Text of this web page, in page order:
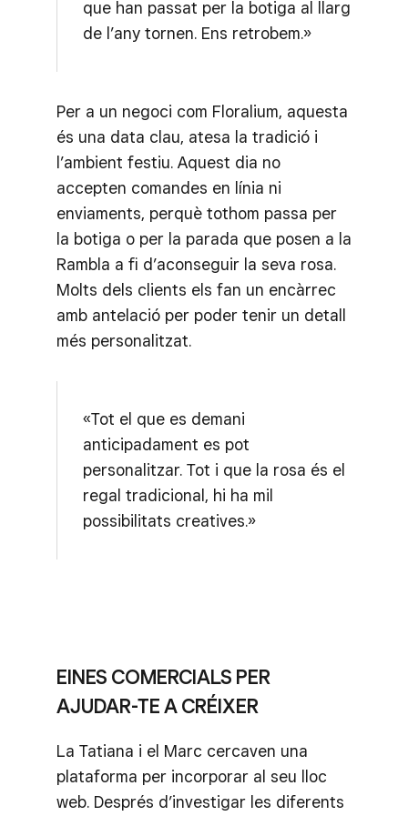
que han passat per la botiga al llarg
de l’any tornen. Ens retrobem.»
Per a un negoci com Floralium, aquesta
és una data clau, atesa la tradició i
l’ambient festiu. Aquest dia no
accepten comandes en línia ni
enviaments, perquè tothom passa per
la botiga o per la parada que posen a la
Rambla a fi d’aconseguir la seva rosa.
Molts dels clients els fan un encàrrec
amb antelació per poder tenir un detall
més personalitzat.
«Tot el que es demani
anticipadament es pot
personalitzar. Tot i que la rosa és el
regal tradicional, hi ha mil
possibilitats creatives.»
EINES COMERCIALS PER
AJUDAR-TE A CRÉIXER
La Tatiana i el Marc cercaven una
plataforma per incorporar al seu lloc
web. Després d’investigar les diferents